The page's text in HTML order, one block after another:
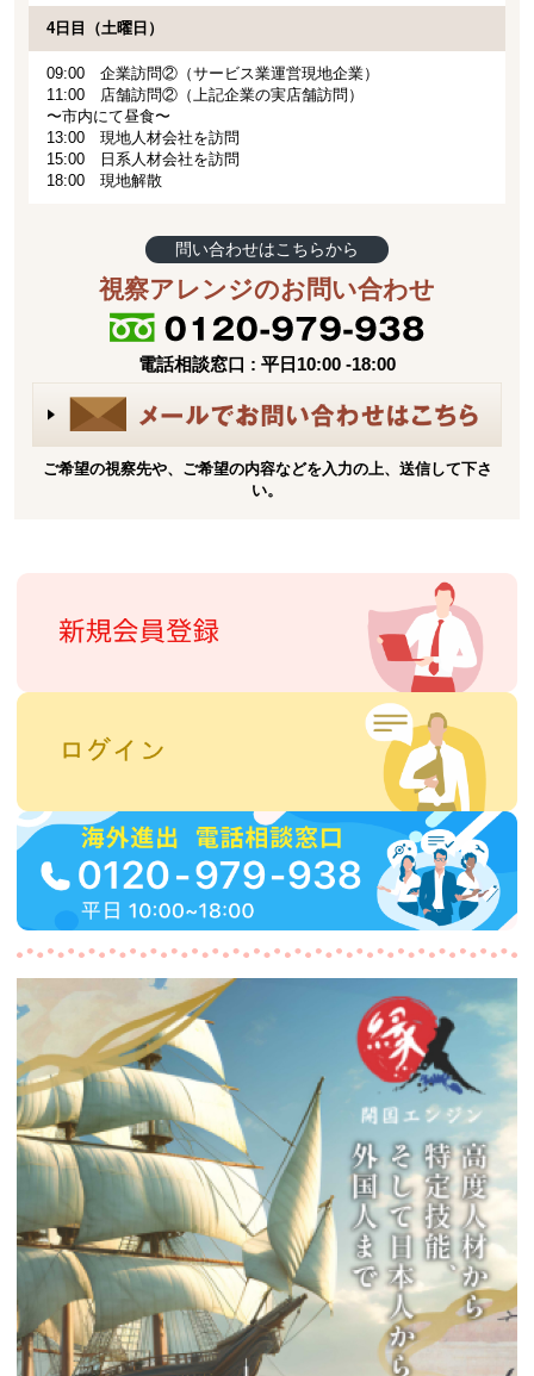
4日目（土曜日）
09:00 企業訪問②（サービス業運営現地企業）
11:00 店舗訪問②（上記企業の実店舗訪問）
〜市内にて昼食〜
13:00 現地人材会社を訪問
15:00 日系人材会社を訪問
18:00 現地解散
問い合わせはこちらから
視察アレンジのお問い合わせ
電話相談窓口 : 平日10:00 -18:00
ご希望の視察先や、ご希望の内容などを入力の上、送信して下さ
い。